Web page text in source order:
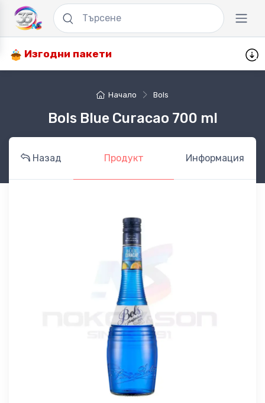
Изгодни пакети
Начало Bols
Bols Blue Curacao 700 ml
Назад Продукт Информация